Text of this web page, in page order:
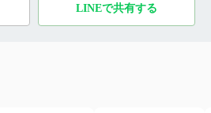
LINEで共有する